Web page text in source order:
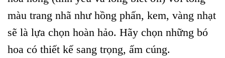
màu trang nhã như hồng phấn, kem, vàng nhạt
sẽ là lựa chọn hoàn hảo. Hãy chọn những bó
hoa có thiết kế sang trọng, ấm cúng.